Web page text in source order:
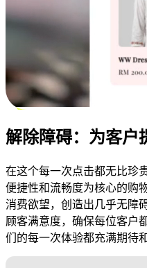
解除障碍：为客户
在这个每一次点击都无比珍
便捷性和流畅度为核心的购
消费欲望，创造出几乎无障
顾客满意度，确保每位客户
们的每一次体验都充满期待